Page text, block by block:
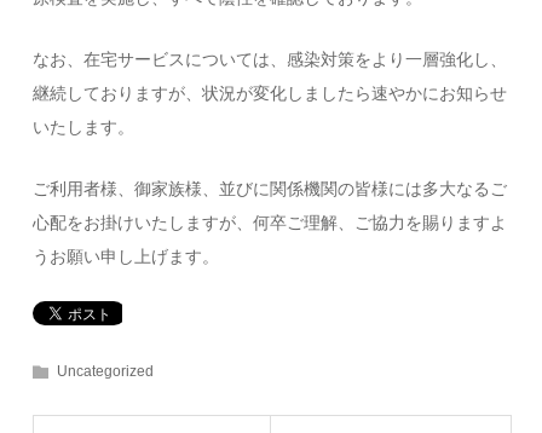
なお、在宅サービスについては、感染対策をより一層強化し、
継続しておりますが、状況が変化しましたら速やかにお知らせ
いたします。
ご利用者様、御家族様、並びに関係機関の皆様には多大なるご
心配をお掛けいたしますが、何卒ご理解、ご協力を賜りますよ
うお願い申し上げます。
Uncategorized